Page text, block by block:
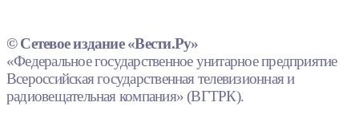
© Сетевое издание «Вести.Ру»
«Федеральное государственное унитарное предприятие
Всероссийская государственная телевизионная и
радиовещательная компания» (ВГТРК).